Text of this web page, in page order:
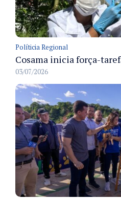
Políticia Regional
03/07/2026